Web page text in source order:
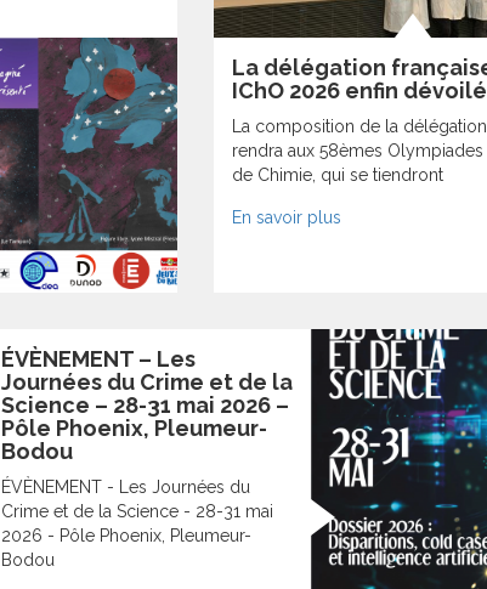
La délégation
IChO 2026 enfin
La composition de la
rendra aux 58èmes Olympiades
de Chimie, qui se tiendront
En savoir plus
ÉVÈNEMENT – Les
Journées du Crime et de la
Science – 28-31 mai 2026 –
Pôle Phoenix, Pleumeur-
Bodou
ÉVÈNEMENT - Les Journées du
Crime et de la Science - 28-31 mai
2026 - Pôle Phoenix, Pleumeur-
Bodou